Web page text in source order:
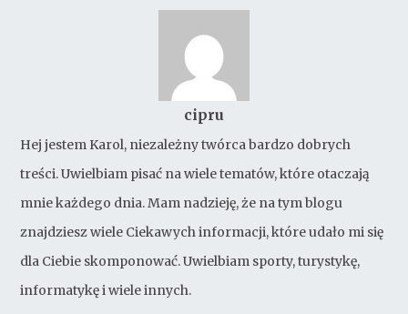
cipru
Hej jestem Karol, niezależny twórca bardzo dobrych
treści. Uwielbiam pisać na wiele tematów, które otaczają
mnie każdego dnia. Mam nadzieję, że na tym blogu
znajdziesz wiele Ciekawych informacji, które udało mi się
dla Ciebie skomponować. Uwielbiam sporty, turystykę,
informatykę i wiele innych.